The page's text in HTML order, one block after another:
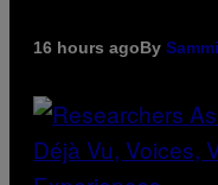
16 hours agoBy